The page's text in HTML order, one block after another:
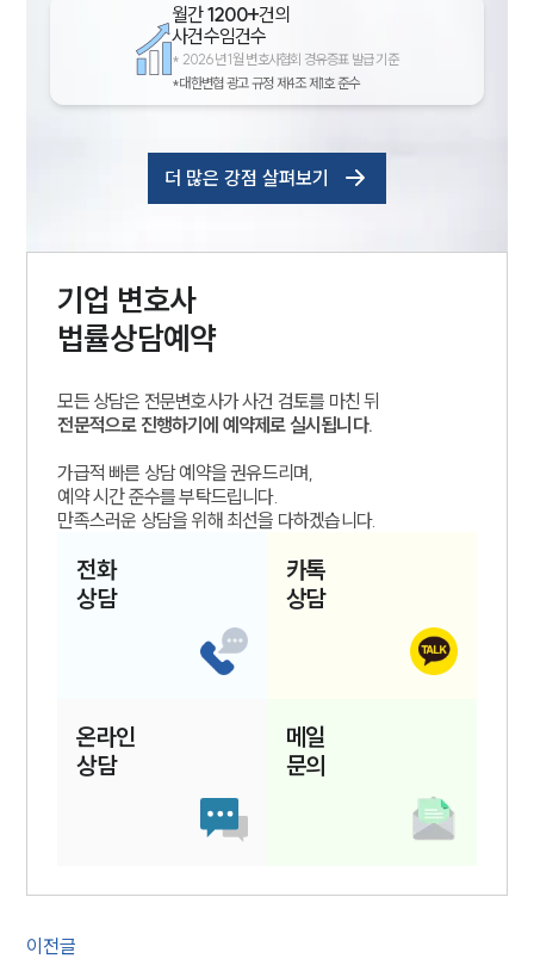
월간1200+건의
사건수임건수
* 2026년 1월 변호사협회 경유증표 발급 기준
*대한변협 광고 규정 제4조 제1호 준수
더 많은 강점 살펴보기
기업 변호사
법률상담예약
모든 상담은 전문변호사가 사건 검토를 마친 뒤
전문적으로 진행하기에 예약제로 실시됩니다.
가급적 빠른 상담 예약을 권유드리며,
예약 시간 준수를 부탁드립니다.
만족스러운 상담을 위해 최선을 다하겠습니다.
전화
상담
카톡
상담
온라인
상담
메일
문의
이전글